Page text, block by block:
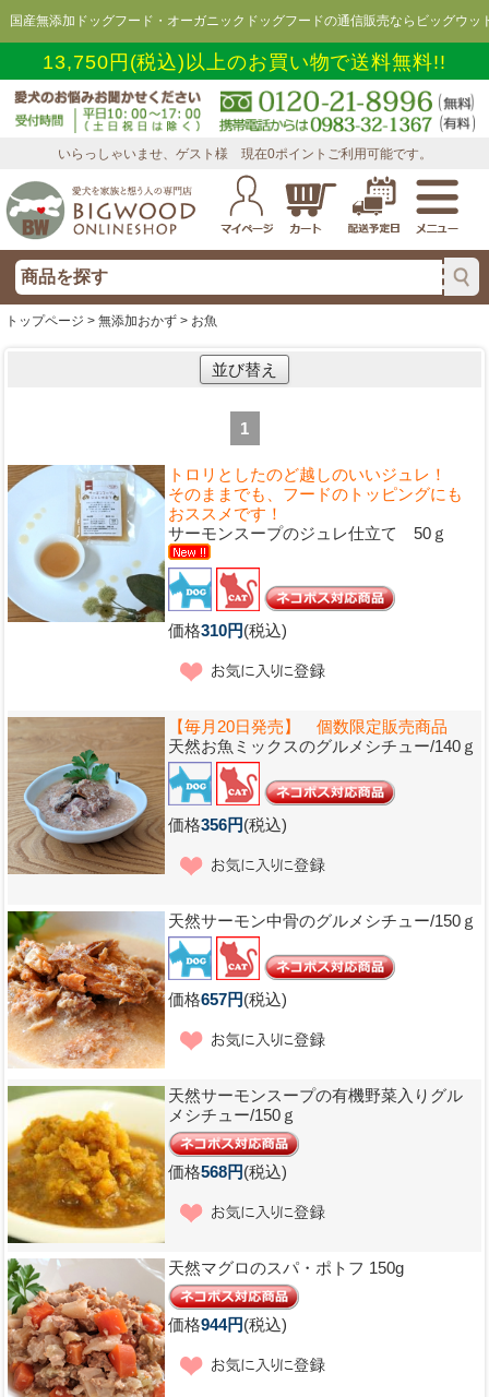
国産無添加ドッグフード・オーガニックドッグフードの通信販売ならビッグウッ
13,750円(税込)以上のお買い物で送料無料!!
いらっしゃいませ、ゲスト様 現在0ポイントご利用可能です。
トップページ > 無添加おかず > お魚
並び替え
1
トロリとしたのど越しのいいジュレ！
そのままでも、フードのトッピングにも
おススメです！
サーモンスープのジュレ仕立て 50ｇ
価格310円(税込)
【毎月20日発売】 個数限定販売商品
天然お魚ミックスのグルメシチュー/140ｇ
価格356円(税込)
天然サーモン中骨のグルメシチュー/150ｇ
価格657円(税込)
天然サーモンスープの有機野菜入りグル
メシチュー/150ｇ
価格568円(税込)
天然マグロのスパ・ポトフ 150g
価格944円(税込)